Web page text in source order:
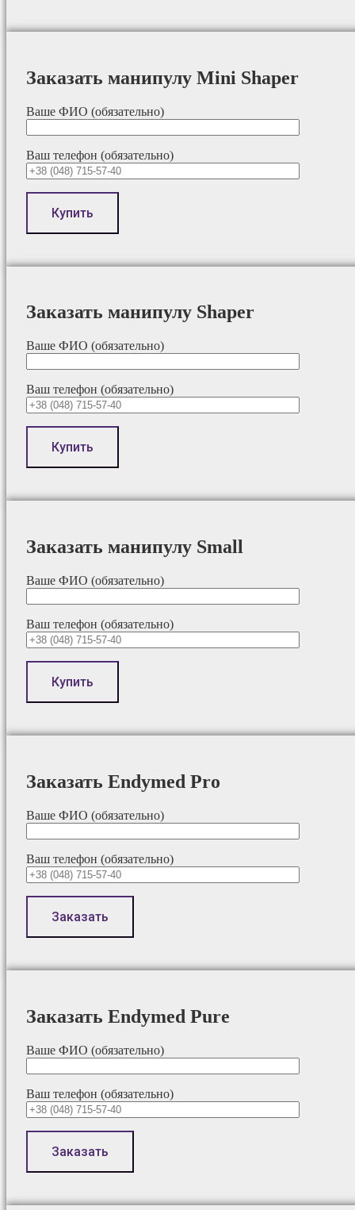
Заказать манипулу Mini Shaper
Ваше ФИО (обязательно)
Ваш телефон (обязательно)
Заказать манипулу Shaper
Ваше ФИО (обязательно)
Ваш телефон (обязательно)
Заказать манипулу Small
Ваше ФИО (обязательно)
Ваш телефон (обязательно)
Заказать Endymed Pro
Ваше ФИО (обязательно)
Ваш телефон (обязательно)
Заказать Endymed Pure
Ваше ФИО (обязательно)
Ваш телефон (обязательно)